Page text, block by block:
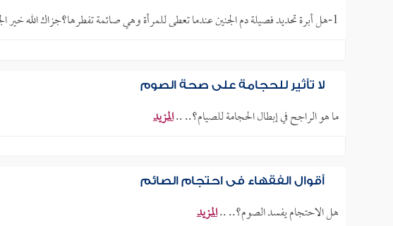
1-هل أبرة تحديد فصيلة دم الجنين عندما تعطى للمرأة وهي صائمة تفطرها؟جزاك الله خير الجزاء.. ..
لا تأثير للحجامة على صحة الصوم
ما هو الراجح في إبطال الحجامة للصيام؟.. ..المزيد
أقوال الفقهاء في احتجام الصائم
هل الاحتجام يفسد الصوم؟.. ..المزيد